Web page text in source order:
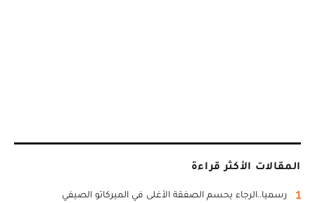
المقالات الأكثر قراءة
1 رسميا..الرجاء يحسم الصفقة الأغلى في الميركاتو الصيفي